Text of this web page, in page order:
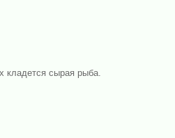
кладется сырая рыба.